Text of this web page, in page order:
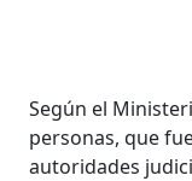
Según el
personas, que
autoridades